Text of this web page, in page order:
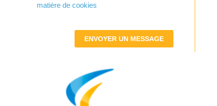
matière de cookies
ENVOYER UN MESSAGE